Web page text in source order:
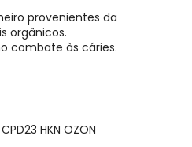
provenientes da
orgânicos.
combate às cáries.
HKN OZON